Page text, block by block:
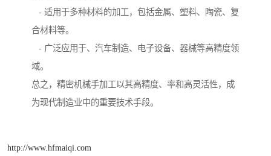
- 适用于多种材料的加工，包括金属、塑料、陶瓷、复
合材料等。
- 广泛应用于、汽车制造、电子设备、器械等高精度领
域。
总之，精密机械手加工以其高精度、率和高灵活性，成
为现代制造业中的重要技术手段。
http://www.hfmaiqi.com